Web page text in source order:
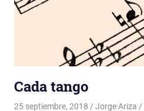
Cada tango
25 septiembre, 2018 Jorge Ariza